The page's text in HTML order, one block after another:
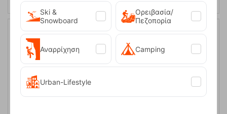
16%
Ski &
Snowboard
Ορειβασία/
Πεζοπορία
Αναρρίχηση Camping
Urban-Lifestyle